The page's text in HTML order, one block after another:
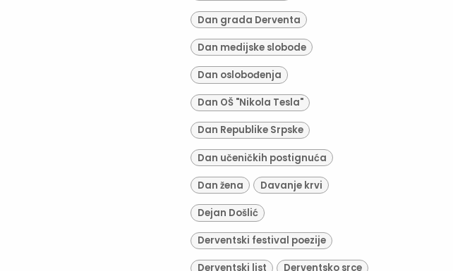
Dan grada Derventa
Dan medijske slobode
Dan oslobođenja
Dan OŠ "Nikola Tesla"
Dan Republike Srpske
Dan učeničkih postignuća
Dan žena Davanje krvi
Dejan Došlić
Derventski festival poezije
Derventski list Derventsko srce